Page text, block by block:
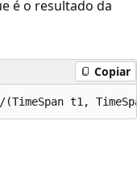
é o resultado da
Copiar
t1,